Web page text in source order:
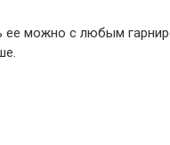
ее можно с любым